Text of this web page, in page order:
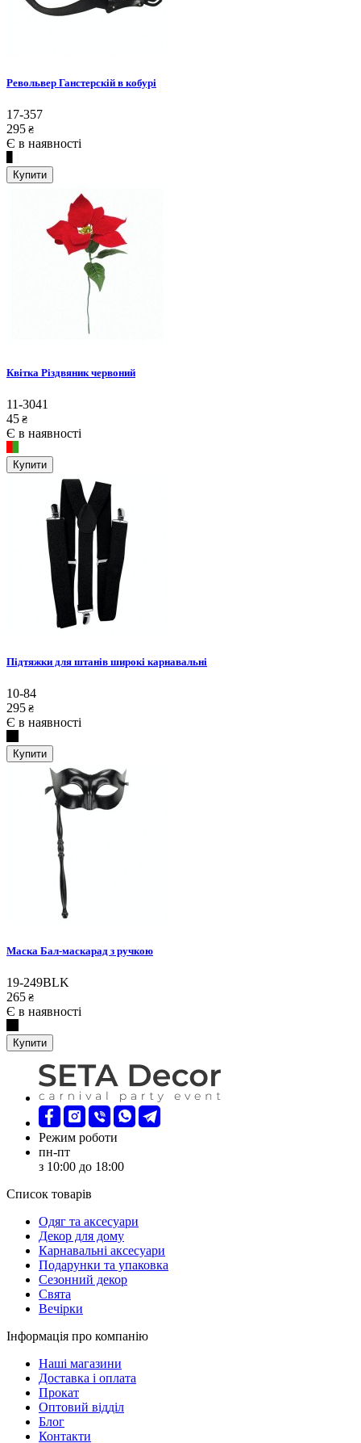
Револьвер Ганстерскій в кобурі
17-357
295 ₴
Є в наявності
Купити
Квітка Різдвяник червоний
11-3041
45 ₴
Є в наявності
Купити
Підтяжки для штанів широкі карнавальні
10-84
295 ₴
Є в наявності
Купити
Маска Бал-маскарад з ручкою
19-249BLK
265 ₴
Є в наявності
Купити
Режим роботи
пн-пт
з 10:00 до 18:00
Список товарів
Oдяг та аксесуари
Декор для дому
Карнавальні аксесуари
Подарунки та упаковка
Сезонний декор
Свята
Вечірки
Інформація про компанію
Наші магазини
Доставка і оплата
Прокат
Оптовий відділ
Блог
Контакти